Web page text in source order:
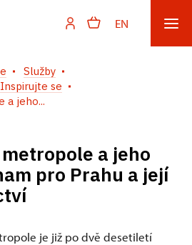
EN
Služby
Inspirujte se
a jeho...
metropole a jeho
pro Prahu a její
je již po dvě desetiletí